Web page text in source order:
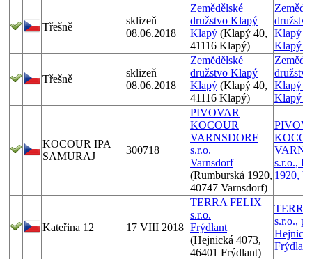
Třešně
sklizeň
08.06.2018
Zemědělské
družstvo Klapý
Klapý (Klapý 40,
41116 Klapý)
Klapý
Klapý
Třešně
sklizeň
08.06.2018
Zemědělské
družstvo Klapý
Klapý (Klapý 40,
41116 Klapý)
Klapý
Klapý
KOCOUR IPA
SAMURAJ
300718
PIVOVAR
KOCOUR
VARNSDORF
s.r.o.
Varnsdorf
(Rumburská 1920,
40747 Varnsdorf)
s.r.o.,
1920,
Kateřina 12 17 VIII 2018
TERRA FELIX
s.r.o.
Frýdlant
(Hejnická 4073,
46401 Frýdlant)
s.r.o.,
Frýdlant